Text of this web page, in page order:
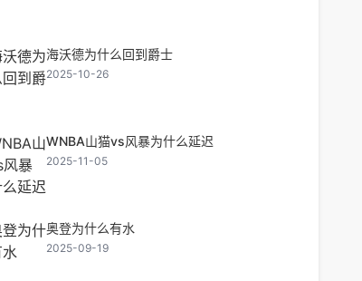
海沃德为什么回到爵士
2025-10-26
WNBA山猫vs风暴为什么延迟
2025-11-05
奥登为什么有水
2025-09-19